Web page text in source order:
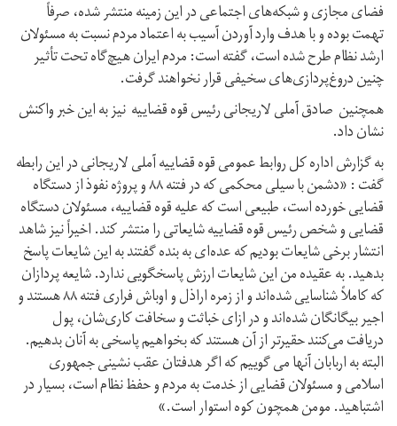
فضای مجازی و شبکه‌های اجتماعی در این زمینه منتشر شده، صرفاً
تهمت بوده و با هدف وارد آوردن آسیب به اعتماد مردم نسبت به مسئولان
ارشد نظام طرح شده است، گفته است: مردم ایران هیچ‌گاه تحت تأثیر
چنین دروغ‌پردازی‌های سخیفی قرار نخواهند گرفت.
همچنین صادق آملی لاریجانی رئیس قوه قضاییه نیز به این خبر واکنش
نشان داد.
به گزارش اداره کل روابط عمومی قوه قضاییه آملی لاریجانی در این رابطه
گفت : «دشمن با سیلی محکمی که در فتنه ۸۸ و پروژه نفوذ از دستگاه
قضایی خورده است، طبیعی است که علیه قوه قضاییه، مسئولان دستگاه
قضایی و شخص رئیس قوه قضاییه شایعاتی را منتشر کند. اخیراً نیز شاهد
انتشار برخی شایعات بودیم که عده‌ای به بنده گفتند به این شایعات پاسخ
بدهید. به عقیده من این شایعات ارزش پاسخگویی ندارد. شایعه پردازان
که کاملاً شناسایی شده‌اند و از زمره اراذل و اوباش فراری فتنه ۸۸‌ هستند و
اجیر بیگانگان شده‌اند و در ازای خباثت و سخافت کاری‌شان، پول
دریافت می‌کنند حقیرتر از آن هستند که بخواهیم پاسخی به آنان بدهیم.
البته به اربابان آنها می گوییم که اگر هدفتان عقب نشینی جمهوری
اسلامی و مسئولان قضایی از خدمت به مردم و حفظ نظام است، بسیار در
اشتباهید. مومن همچون کوه استوار است.»